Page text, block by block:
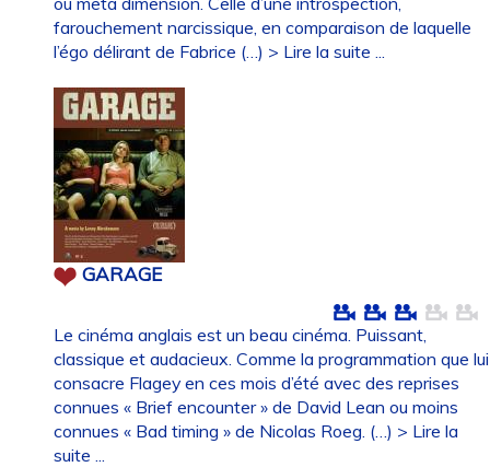
farouchement narcissique, en comparaison de laquelle
l’égo délirant de Fabrice (…) > Lire la suite ...
GARAGE
Le cinéma anglais est un beau cinéma. Puissant,
classique et audacieux. Comme la programmation que lui
consacre Flagey en ces mois d’été avec des reprises
connues « Brief encounter » de David Lean ou moins
connues « Bad timing » de Nicolas Roeg. (…) > Lire la
suite ...